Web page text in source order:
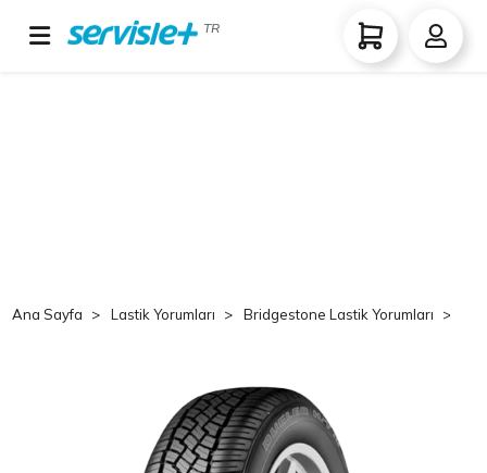
TR
Ana Sayfa Lastik Yorumları Bridgestone Lastik Yorumları